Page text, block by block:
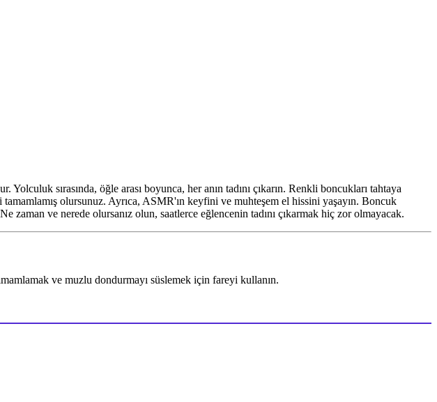
Yolculuk sırasında, öğle arası boyunca, her anın tadını çıkarın. Renkli boncukları tahtaya
olursunuz. Ayrıca, ASMR'ın keyfini ve muhteşem el hissini yaşayın. Boncuk
zaman ve nerede olursanız olun, saatlerce eğlencenin tadını çıkarmak hiç zor olmayacak.
ve muzlu dondurmayı süslemek için fareyi kullanın.